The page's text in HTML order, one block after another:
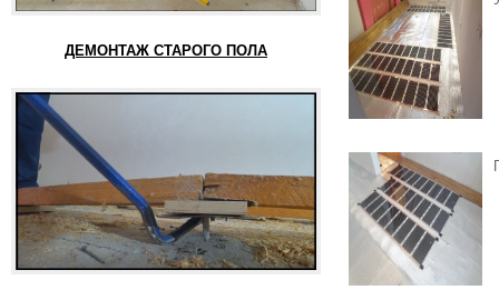
ДЕМОНТАЖ СТАРОГО ПОЛА